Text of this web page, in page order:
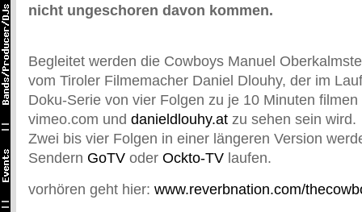
nicht ungeschoren davon kommen.
Begleitet werden die Cowboys Manuel
vom Tiroler Filmemacher Daniel Dlouhy, der im
Doku-Serie von vier Folgen zu je 10 Minuten
vimeo.com und danieldlouhy.at zu sehen sein wird.
Zwei bis vier Folgen in einer längeren Version
Sendern GoTV oder Ockto-TV laufen.
vorhören geht hier: www.reverbnation.com/